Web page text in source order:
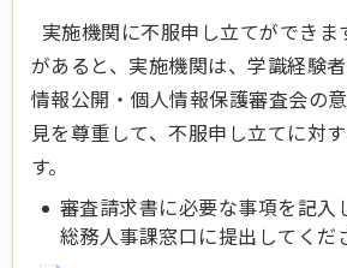
実施機関に不服申し立てができま
があると、実施機関は、学識経験
情報公開・個人情報保護審査会の
見を尊重して、不服申し立てに対
す。
審査請求書に必要な事項を記入
総務人事課窓口に提出してくだ